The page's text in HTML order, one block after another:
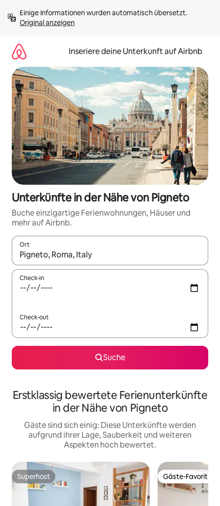
Inhalten
springenOriginal anzeigen
Inseriere deine Unterkunft auf Airbnb
Unterkünfte in der Nähe von Pigneto
Buche einzigartige Ferienwohnungen, Häuser und
mehr auf Airbnb.
Ort
Wenn Ergebnisse verfügbar sind, navigiere mit den
Check-in
Check-out
Suche
Erstklassig bewertete Ferienunterkünfte
in der Nähe von Pigneto
Gäste sind sich einig: Diese Unterkünfte werden
aufgrund ihrer Lage, Sauberkeit und weiteren
Aspekten hoch bewertet.
Superhost
Superhost Gäste-Favorit
Gäste-Favorit